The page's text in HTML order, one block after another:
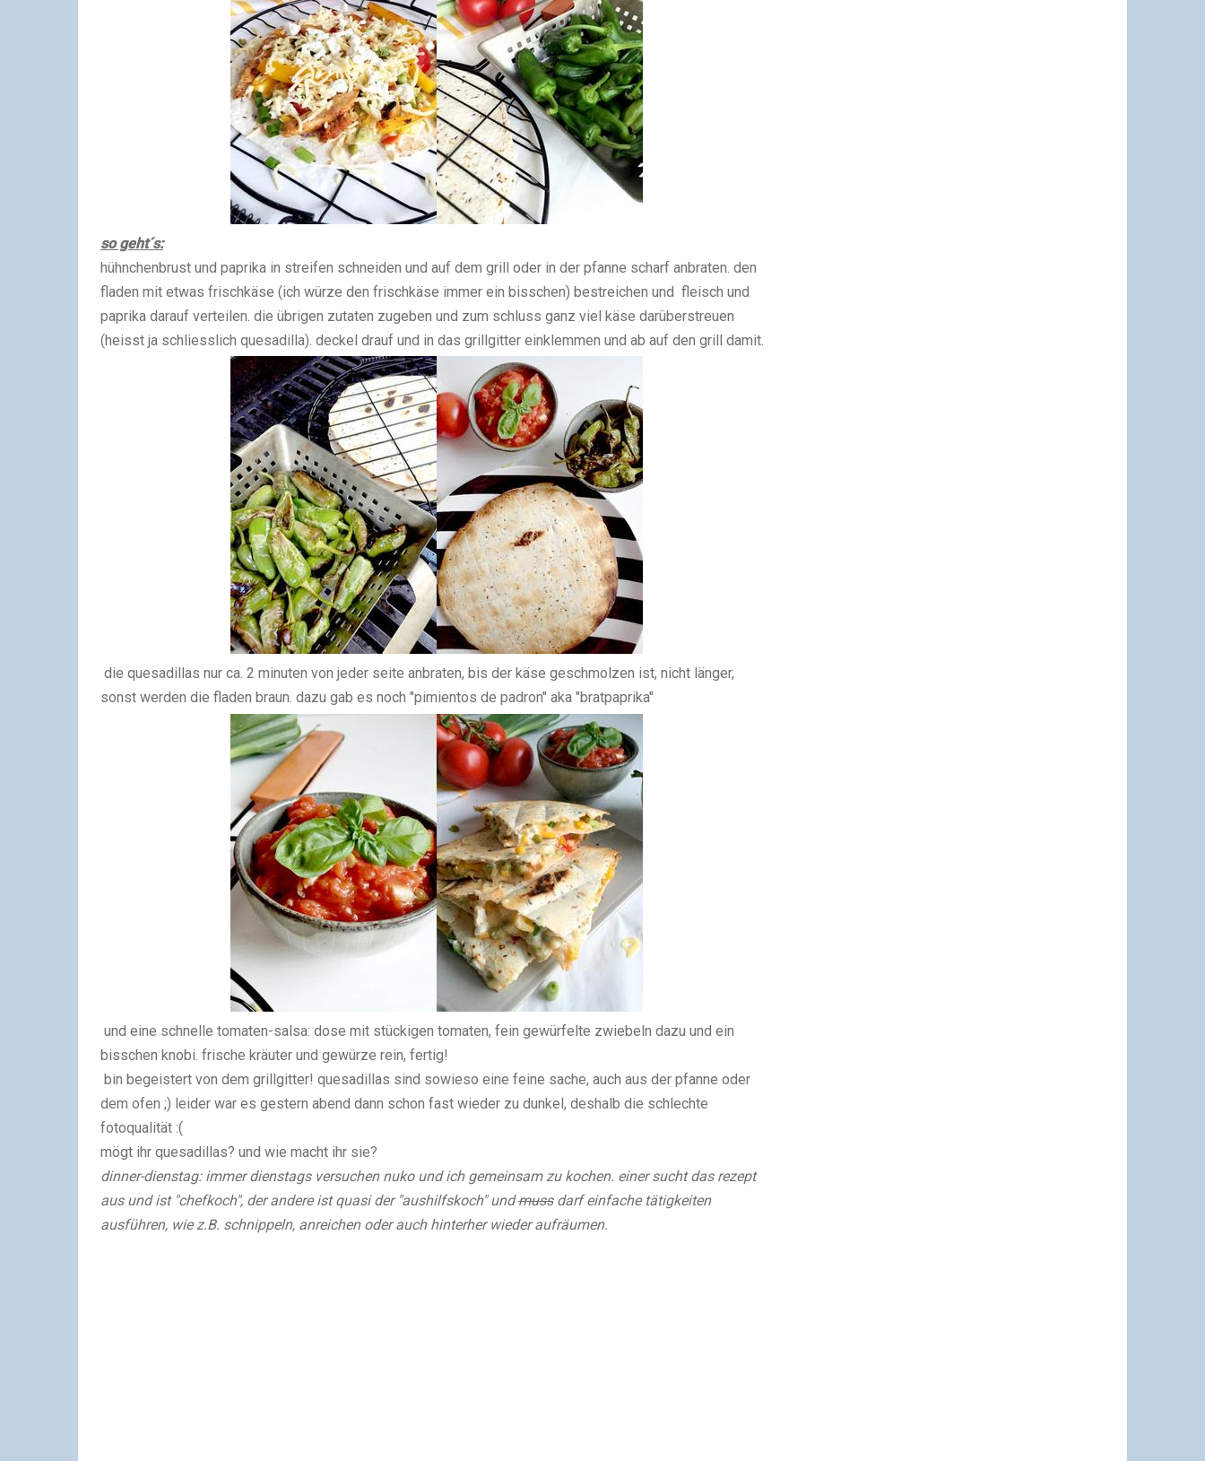
so geht´s:
hühnchenbrust und paprika in streifen schneiden und auf dem grill oder in der pfanne scharf anbraten. den
fladen mit etwas frischkäse (ich würze den frischkäse immer ein bisschen) bestreichen und fleisch und
paprika darauf verteilen. die übrigen zutaten zugeben und zum schluss ganz viel käse darüberstreuen
(heisst ja schliesslich quesadilla). deckel drauf und in das grillgitter einklemmen und ab auf den grill damit.
die quesadillas nur ca. 2 minuten von jeder seite anbraten, bis der käse geschmolzen ist, nicht länger,
sonst werden die fladen braun. dazu gab es noch "pimientos de padron" aka "bratpaprika"
und eine schnelle tomaten-salsa: dose mit stückigen tomaten, fein gewürfelte zwiebeln dazu und ein
bisschen knobi. frische kräuter und gewürze rein, fertig!
bin begeistert von dem grillgitter! quesadillas sind sowieso eine feine sache, auch aus der pfanne oder
dem ofen ;) leider war es gestern abend dann schon fast wieder zu dunkel, deshalb die schlechte
fotoqualität :(
mögt ihr quesadillas? und wie macht ihr sie?
dinner-dienstag: immer dienstags versuchen nuko und ich gemeinsam zu kochen. einer sucht das rezept
aus und ist "chefkoch", der andere ist quasi der "aushilfskoch" undmussdarf einfache tätigkeiten
ausführen, wie z.B. schnippeln, anreichen oder auch hinterher wieder aufräumen.